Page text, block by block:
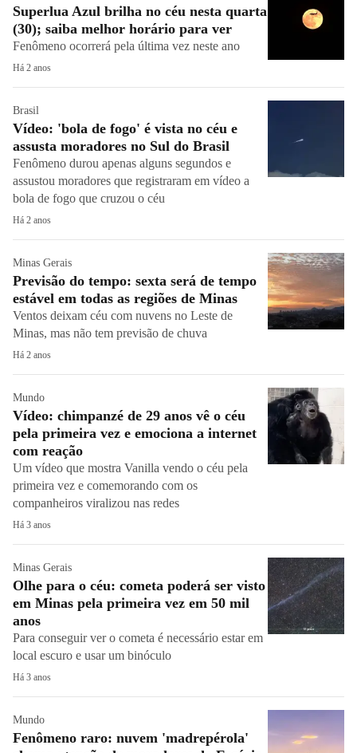
Superlua Azul brilha no céu nesta quarta
(30); saiba melhor horário para ver
Fenômeno ocorrerá pela última vez neste ano
Há 2 anos
Brasil
Vídeo: 'bola de fogo' é vista no céu e
assusta moradores no Sul do Brasil
Fenômeno durou apenas alguns segundos e
assustou moradores que registraram em vídeo a
bola de fogo que cruzou o céu
Há 2 anos
Minas Gerais
Previsão do tempo: sexta será de tempo
estável em todas as regiões de Minas
Ventos deixam céu com nuvens no Leste de
Minas, mas não tem previsão de chuva
Há 2 anos
Mundo
Vídeo: chimpanzé de 29 anos vê o céu
pela primeira vez e emociona a internet
com reação
Um vídeo que mostra Vanilla vendo o céu pela
primeira vez e comemorando com os
companheiros viralizou nas redes
Há 3 anos
Minas Gerais
Olhe para o céu: cometa poderá ser visto
em Minas pela primeira vez em 50 mil
anos
Para conseguir ver o cometa é necessário estar em
local escuro e usar um binóculo
Há 3 anos
Mundo
Fenômeno raro: nuvem 'madrepérola'